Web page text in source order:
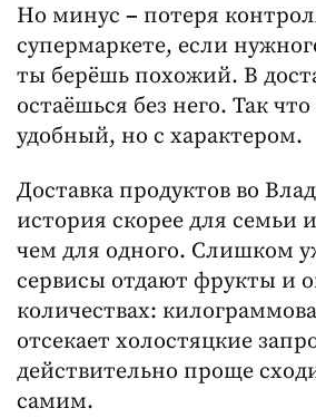
Но минус – потеря
супермаркете, если
ты берёшь похожий. В
остаёшься без него. Так
удобный, но с характером.
Доставка продуктов во
история скорее для семьи
чем для одного. Слишком
сервисы отдают фрукты и
количествах:
отсекает холостяцкие
действительно проще
самим.